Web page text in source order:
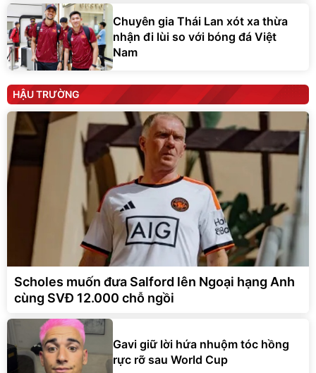
Chuyên gia Thái Lan xót xa thừa
nhận đi lùi so với bóng đá Việt
Nam
HẬU TRƯỜNG
Scholes muốn đưa Salford lên Ngoại hạng Anh
cùng SVĐ 12.000 chỗ ngồi
Gavi giữ lời hứa nhuộm tóc hồng
rực rỡ sau World Cup